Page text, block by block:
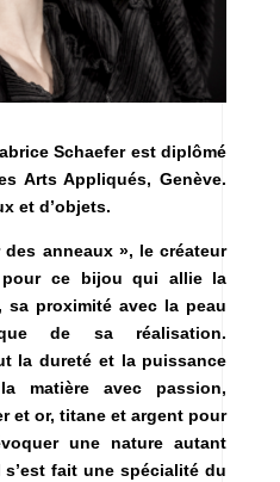
Schaefer est diplômé
Arts Appliqués, Genève.
et d’objets.
anneaux », le créateur
pour ce bijou qui allie la
proximité avec la peau
de sa réalisation.
la dureté et la puissance
matière avec passion,
et or, titane et argent pour
une nature autant
fait une spécialité du